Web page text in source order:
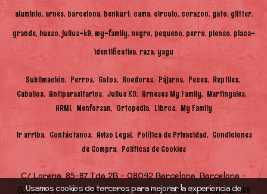
aluminio arnes barcelona benkurt cama circulo corazon gato glitter
grande hueso julius-k9 my-family negro pequeno perro pienso placa-
identificativa raza yagu
Sublimación Perros Gatos Roedores Pájaros Peces
Reptiles
Caballos Antiparasitarios Julius K9 Arneses My Family
Martingales
ARMI
Menforsan Ortopedia Libros My Family
Ir arriba Contáctanos Aviso Legal Política de Privacidad Condiciones
de Compra
Políticas de Cookies
C/ Lorena, 85-87 Tda 2B - 08042 Barcelona, Barcelona -
(España) | info@benkurt.es |747 448 968|Solo Whatsapp 625 058
Usamos cookies de terceros para mejorar la experiencia de